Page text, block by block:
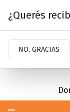
¿Querés
NO, GRACIAS